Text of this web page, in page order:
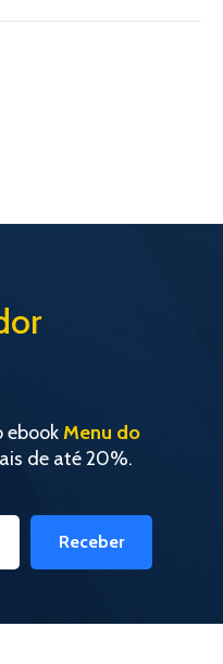
ebookMenu do
de até 20%.
Receber